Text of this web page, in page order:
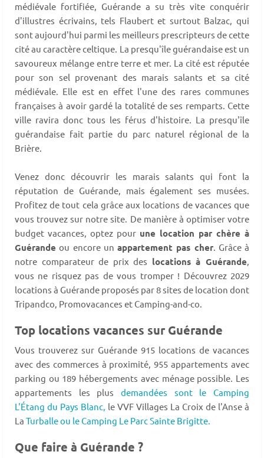
médiévale fortifiée, Guérande a su très vite conquérir
d'illustres écrivains, tels Flaubert et surtout Balzac, qui
sont aujourd'hui parmi les meilleurs prescripteurs de cette
cité au caractère celtique. La presqu'île guérandaise est un
savoureux mélange entre terre et mer. La cité est réputée
pour son sel provenant des marais salants et sa cité
médiévale. Elle est en effet l'une des rares communes
françaises à avoir gardé la totalité de ses remparts. Cette
ville ravira donc tous les férus d'histoire. La presqu'île
guérandaise fait partie du parc naturel régional de la
Brière.
Venez donc découvrir les marais salants qui font la
réputation de Guérande, mais également ses musées.
Profitez de tout cela grâce aux locations de vacances que
vous trouvez sur notre site. De manière à optimiser votre
budget vacances, optez pour une location par chère à
Guérande ou encore un appartement pas cher. Grâce à
notre comparateur de prix des locations à Guérande,
vous ne risquez pas de vous tromper ! Découvrez 2029
locations à Guérande proposés par 8 sites de location dont
Tripandco, Promovacances et Camping-and-co.
Top locations vacances sur Guérande
Vous trouverez sur Guérande 915 locations de vacances
avec des commerces à proximité, 955 appartements avec
parking ou 189 hébergements avec ménage possible. Les
appartements les plus demandées sont le Camping
L'Étang du Pays Blanc, le VVF Villages La Croix de l'Anse à
La Turballe ou le Camping Le Parc Sainte Brigitte.
Que faire à Guérande ?